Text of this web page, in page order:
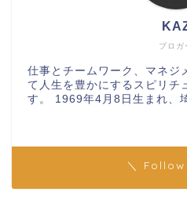
ブロガ
仕事とチームワーク、マネジ
て人生を豊かにするスピリチ
す。 1969年4月8日生まれ、
＼ Follow